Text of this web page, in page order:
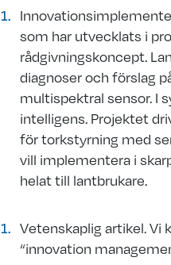
som har utvecklats i
rådgivningskoncept.
diagnoser och förslag
multispektral sensor. I
intelligens. Projektet
för torkstyrning med
vill implementera i
helat till lantbrukare.
Vetenskaplig artikel.
“innovation